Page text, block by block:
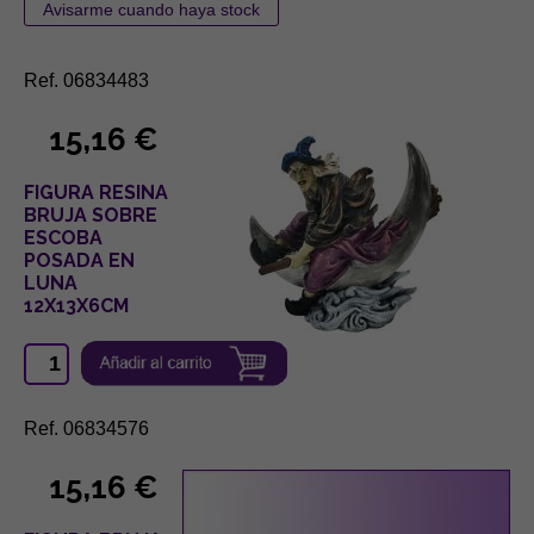
Ref. 06834483
15,16 €
FIGURA RESINA
BRUJA SOBRE
ESCOBA
POSADA EN
LUNA
12X13X6CM
Ref. 06834576
15,16 €